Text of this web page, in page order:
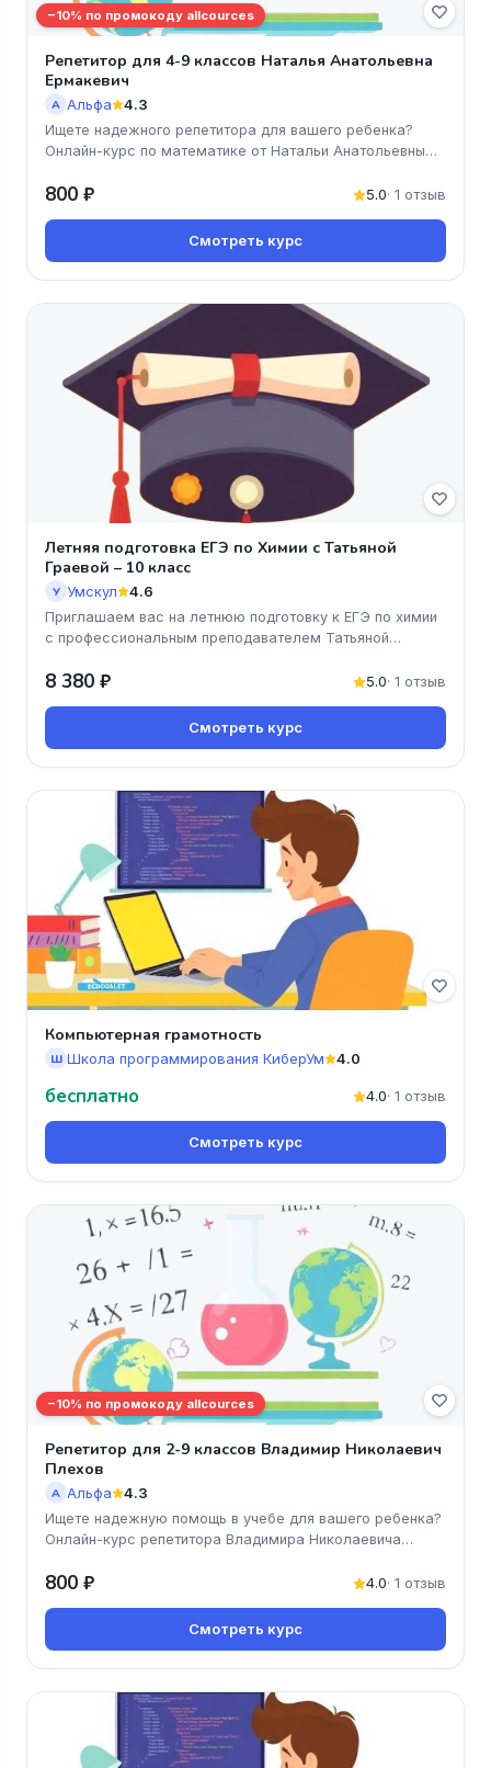
−10% по промокоду allcources
Репетитор для 4-9 классов Наталья Анатольевна
Ермакевич
А Альфа 4.3
Ищете надежного репетитора для вашего ребенка?
Онлайн-курс по математике от Натальи Анатольевны
800 ₽ 5.0· 1 отзыв
Смотреть курс
Летняя подготовка ЕГЭ по Химии с Татьяной
Граевой – 10 класс
У Умскул 4.6
Приглашаем вас на летнюю подготовку к ЕГЭ по химии
с профессиональным преподавателем Татьяной
8 380 ₽ 5.0· 1 отзыв
Смотреть курс
Компьютерная грамотность
Ш Школа программирования КиберУм 4.0
бесплатно 4.0· 1 отзыв
Смотреть курс
−10% по промокоду allcources
Репетитор для 2-9 классов Владимир Николаевич
Плехов
А Альфа 4.3
Ищете надежную помощь в учебе для вашего ребенка?
Онлайн-курс репетитора Владимира Николаевича
800 ₽ 4.0· 1 отзыв
Смотреть курс